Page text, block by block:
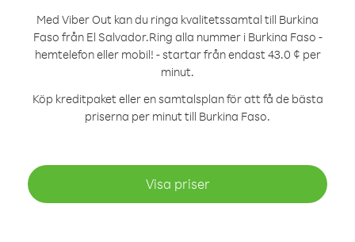
Med Viber Out kan du ringa kvalitetssamtal till Burkina
Faso från El Salvador.Ring alla nummer i Burkina Faso -
hemtelefon eller mobil! - startar från endast 43.0 ¢ per
minut.
Köp kreditpaket eller en samtalsplan för att få de bästa
priserna per minut till Burkina Faso.
Visa priser